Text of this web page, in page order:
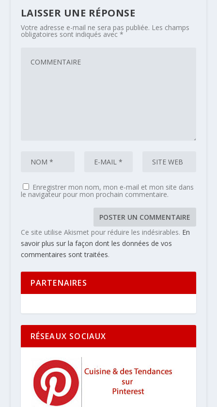
LAISSER UNE RÉPONSE
Votre adresse e-mail ne sera pas publiée. Les champs
obligatoires sont indiqués avec *
Enregistrer mon nom, mon e-mail et mon site dans
le navigateur pour mon prochain commentaire.
Ce site utilise Akismet pour réduire les indésirables. En
savoir plus sur la façon dont les données de vos
commentaires sont traitées.
PARTENAIRES
RÉSEAUX SOCIAUX